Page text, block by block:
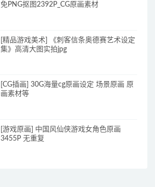
免PNG抠图2392P_CG原画素材
[精品游戏美术] 《刺客信条奥德赛艺术设定
集》高清大图实拍jpg
[CG插画] 30G海量cg原画设定 场景原画 原
画素材等
[游戏原画] 中国风仙侠游戏女角色原画
3455P 无重复